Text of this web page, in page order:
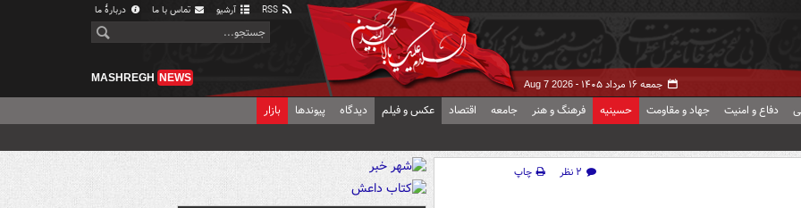
آرشیو تماس با ما دربارهٔ ما
جمعه ۱۶ مرداد ۱۴۰۵ - Aug 7 2026
MASHREGH NEWS
دفاع و امنیت جهاد و مقاومت حسینیه فرهنگ و هنر جامعه اقتصاد عکس و فیلم دیدگاه پیوندها بازار
۲ نظر
چاپ